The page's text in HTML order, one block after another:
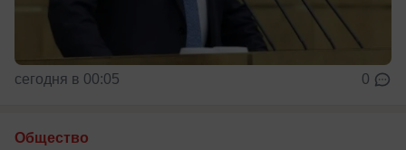
сегодня в 00:05 0
Общество